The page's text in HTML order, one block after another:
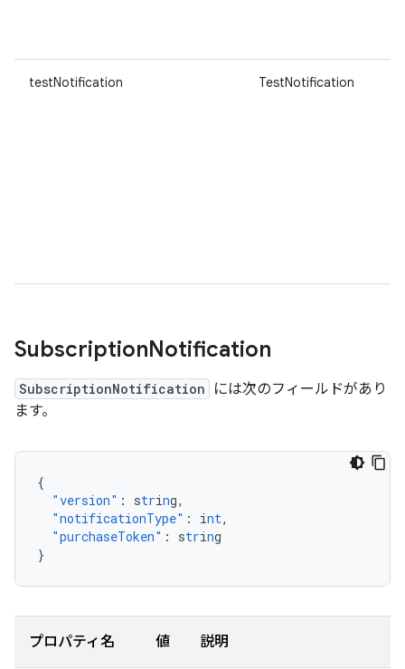
testNotification TestNotification
SubscriptionNotification
SubscriptionNotification
には次のフィールドがあり
ます。
{
"version" : string,
"notificationType" : int,
"purchaseToken" : string
}
プロパティ名 値 説明